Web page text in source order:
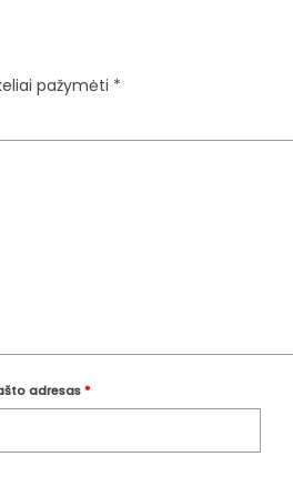
pažymėti *
adresas*